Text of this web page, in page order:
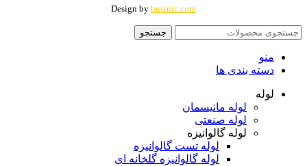
Design by businic.com
جستجو
منو
دسته بندی ها
لوله
لوله مانیسمان
لوله صنعتی
لوله گالوانیزه
لوله تست گالوانیزه
لوله گالوانیزه گلخانه ای